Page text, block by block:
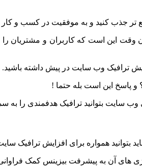
جذب کنید و به موفقیت در کسب و کار
وقت این است که کاربران و مشتریان
ترافیک وب سایت در پیش داشته باشید.
و پاسخ این است بله حتما !
سایت بتوانید ترافیک هدفمندی را
بتوانید همواره برای افزایش ترافیک
های آن به پیشرفت بیزینس کمک